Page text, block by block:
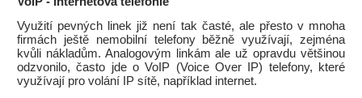
Využití pevných linek již není tak časté, ale přesto v mnoha
firmách ještě nemobilní telefony běžně využívají, zejména
kvůli nákladům. Analogovým linkám ale už opravdu většinou
odzvonilo, často jde o VoIP (Voice Over IP) telefony, které
využívají pro volání IP sítě, například internet.